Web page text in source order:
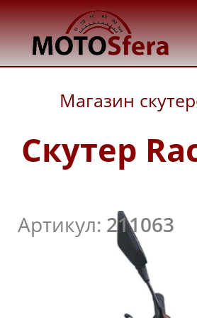
Магазин
Скутер
Артикул: 211063